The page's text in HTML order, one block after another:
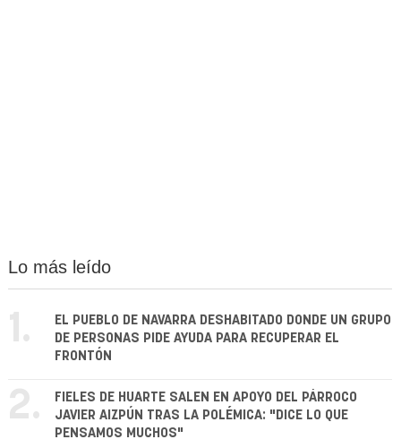
Lo más leído
1.
EL PUEBLO DE NAVARRA DESHABITADO DONDE UN GRUPO
DE PERSONAS PIDE AYUDA PARA RECUPERAR EL
FRONTÓN
2.
FIELES DE HUARTE SALEN EN APOYO DEL PÁRROCO
JAVIER AIZPÚN TRAS LA POLÉMICA: "DICE LO QUE
PENSAMOS MUCHOS"